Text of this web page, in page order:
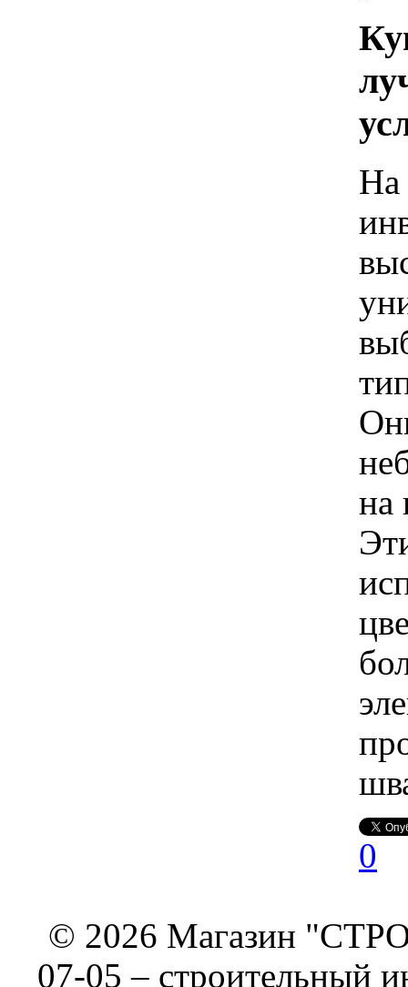
На
на
0
© 2026 Магазин
07-05 – строительный